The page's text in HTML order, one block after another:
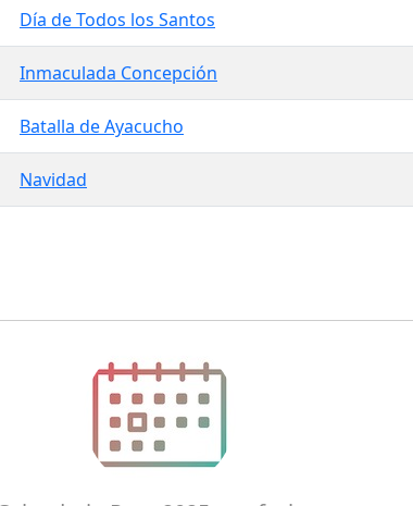
Día de Todos los Santos
Inmaculada Concepción
Batalla de Ayacucho
Navidad